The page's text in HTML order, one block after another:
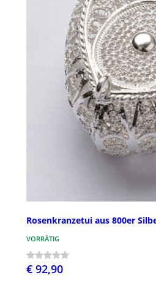
Rosenkranzetui aus 800er
VORRÄTIG
€ 92,90